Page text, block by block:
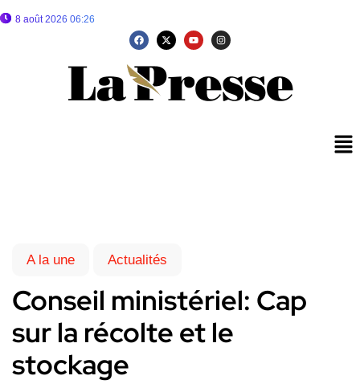
8 août 2026 06:26
A la une Actualités
Conseil ministériel: Cap
sur la récolte et le
stockage